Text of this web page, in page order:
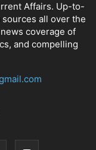
Affairs. Up-to-
all over the
coverage of
and compelling